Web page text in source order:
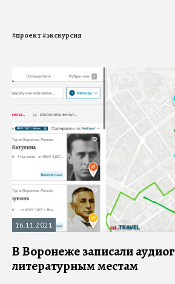
#проект#экскурсия
16.11.2021
В Воронеже записали
литературным местам